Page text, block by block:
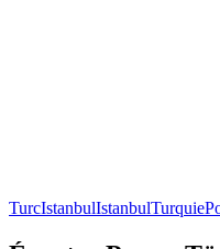
TurcIstanbulIstanbulTurquie